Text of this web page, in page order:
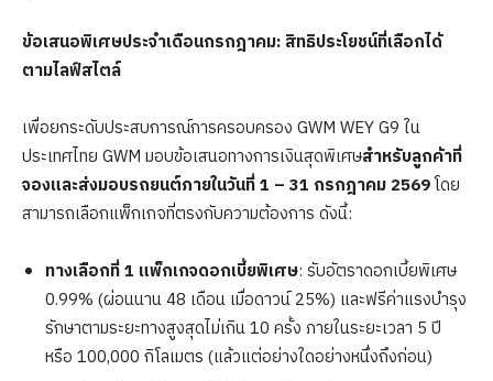
ข้อเสนอพิเศษประจำเดือนกรกฎาคม: สิทธิประโยชน์ที่เลือกได้
ตามไลฟ์สไตล์
เพื่อยกระดับประสบการณ์การครอบครอง GWM WEY G9 ใน
ประเทศไทย GWM มอบข้อเสนอทางการเงินสุดพิเศษสำหรับลูกค้าที่
จองและส่งมอบรถยนต์ภายในวันที่1 – 31 กรกฎาคม 2569โดย
สามารถเลือกแพ็กเกจที่ตรงกับความต้องการ ดังนี้:
ทางเลือกที่ 1 แพ็กเกจดอกเบี้ยพิเศษ: รับอัตราดอกเบี้ยพิเศษ
0.99% (ผ่อนนาน 48 เดือน เมื่อดาวน์ 25%) และฟรีค่าแรงบำรุง
รักษาตามระยะทางสูงสุดไม่เกิน 10 ครั้ง ภายในระยะเวลา 5 ปี
หรือ 100,000 กิโลเมตร (แล้วแต่อย่างใดอย่างหนึ่งถึงก่อน)